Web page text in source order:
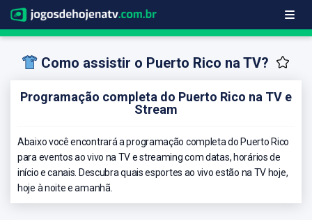
Como assistir o Puerto Rico na TV?
Programação completa do Puerto Rico na TV e
Stream
Abaixo você encontrará a programação completa do Puerto Rico
para eventos ao vivo na TV e streaming com datas, horários de
início e canais. Descubra quais esportes ao vivo estão na TV hoje,
hoje à noite e amanhã.